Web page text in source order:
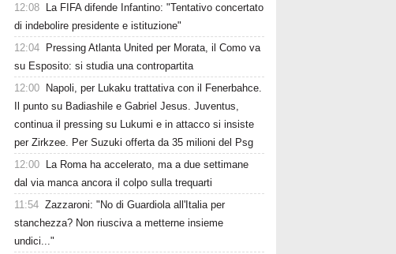
12:08
La FIFA difende Infantino: "Tentativo concertato
di indebolire presidente e istituzione"
12:04
Pressing Atlanta United per Morata, il Como va
su Esposito: si studia una contropartita
12:00
Napoli, per Lukaku trattativa con il Fenerbahce.
Il punto su Badiashile e Gabriel Jesus. Juventus,
continua il pressing su Lukumi e in attacco si insiste
per Zirkzee. Per Suzuki offerta da 35 milioni del Psg
12:00
La Roma ha accelerato, ma a due settimane
dal via manca ancora il colpo sulla trequarti
11:54 Zazzaroni: "No di Guardiola all'Italia per
stanchezza? Non riusciva a metterne insieme
undici..."